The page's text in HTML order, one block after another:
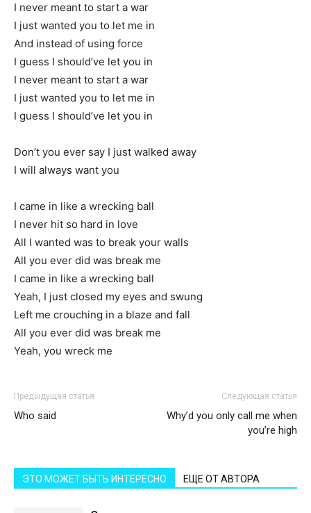
I never meant to start a war
I just wanted you to let me in
And instead of using force
I guess I should’ve let you in
I never meant to start a war
I just wanted you to let me in
I guess I should’ve let you in
Don’t you ever say I just walked away
I will always want you
I came in like a wrecking ball
I never hit so hard in love
All I wanted was to break your walls
All you ever did was break me
I came in like a wrecking ball
Yeah, I just closed my eyes and swung
Left me crouching in a blaze and fall
All you ever did was break me
Yeah, you wreck me
Предыдущая статья
Who said
Следующая статья
Why’d you only call me when
you’re high
ЭТО МОЖЕТ БЫТЬ ИНТЕРЕСНО ЕЩЕ ОТ АВТОРА